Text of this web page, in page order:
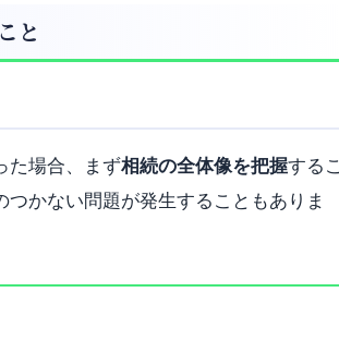
と
た場合、まず相続の全体像を把握するこ
かない問題が発生することもありま